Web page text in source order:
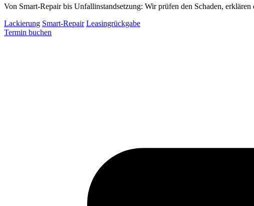
Von Smart-Repair bis Unfallinstandsetzung: Wir prüfen den Schaden,
Lackierung Smart-Repair Leasingrückgabe
Termin buchen